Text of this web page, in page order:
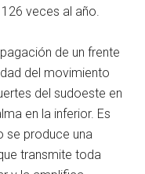
veces al año.
de un frente
del movimiento
del sudoeste en
en la inferior. Es
se produce una
transmite toda